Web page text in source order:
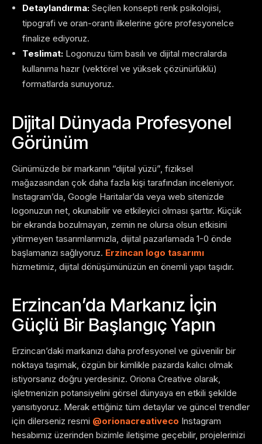
Detaylandırma: Seçilen konsepti renk psikolojisi,
tipografi ve oran-orantı ilkelerine göre profesyonelce
finalize ediyoruz.
Teslimat: Logonuzu tüm basılı ve dijital mecralarda
kullanıma hazır (vektörel ve yüksek çözünürlüklü)
formatlarda sunuyoruz.
Dijital Dünyada Profesyonel
Görünüm
Günümüzde bir markanın “dijital yüzü”, fiziksel
mağazasından çok daha fazla kişi tarafından inceleniyor.
Instagram’da, Google Haritalar’da veya web sitenizde
logonuzun net, okunabilir ve etkileyici olması şarttır. Küçük
bir ekranda bozulmayan, zemin ne olursa olsun etkisini
yitirmeyen tasarımlarımızla, dijital pazarlamada 1-0 önde
başlamanızı sağlıyoruz. Erzincan logo tasarımı
hizmetimiz, dijital dönüşümünüzün en önemli yapı taşıdır.
Erzincan’da Markanız İçin
Güçlü Bir Başlangıç Yapın
Erzincan’daki markanızı daha profesyonel ve güvenilir bir
noktaya taşımak, özgün bir kimlikle pazarda kalıcı olmak
istiyorsanız doğru yerdesiniz. Oriona Creative olarak,
işletmenizin potansiyelini görsel dünyaya en etkili şekilde
yansıtıyoruz. Merak ettiğiniz tüm detaylar ve güncel trendler
için dilerseniz resmi @orionacreativeco Instagram
hesabımız üzerinden bizimle iletişime geçebilir, projelerinizi